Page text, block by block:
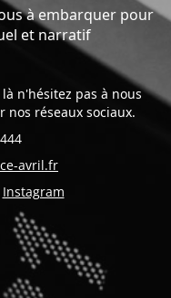
à embarquer pour
et narratif
n'hésitez pas à nous
réseaux sociaux.
avril.fr
Instagram